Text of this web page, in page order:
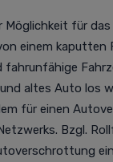
Möglichkeit für
einem kaputten
fahrunfähige
altes Auto los
für einen
Bzgl.